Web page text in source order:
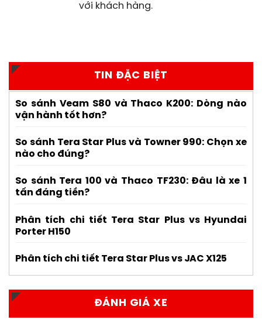
với khách hàng.
TIN ĐẶC BIỆT
So sánh Veam S80 và Thaco K200: Dòng nào
vận hành tốt hơn?
So sánh Tera Star Plus và Towner 990: Chọn xe
nào cho đúng?
So sánh Tera 100 và Thaco TF230: Đâu là xe 1
tấn đáng tiền?
Phân tích chi tiết Tera Star Plus vs Hyundai
Porter H150
Phân tích chi tiết Tera Star Plus vs JAC X125
ĐÁNH GIÁ XE